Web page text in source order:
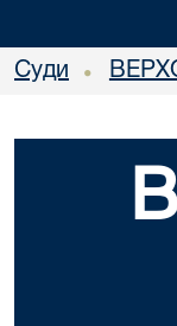
Суди •